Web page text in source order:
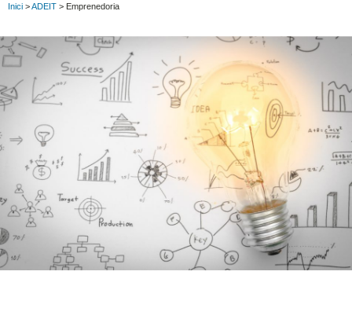
Inici >ADEIT > Emprenedoria